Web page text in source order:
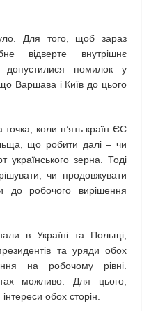
Для того, щоб зараз
відверте внутрішнє
помилок у
Варшава і Київ до цього
коли п’ять країн ЄС
що робити далі – чи
українського зерна. Тоді
чи продовжувати
до робочого вирішення
в Україні та Польщі,
та уряди обох
на робочому рівні.
можливо. Для цього,
обох сторін.